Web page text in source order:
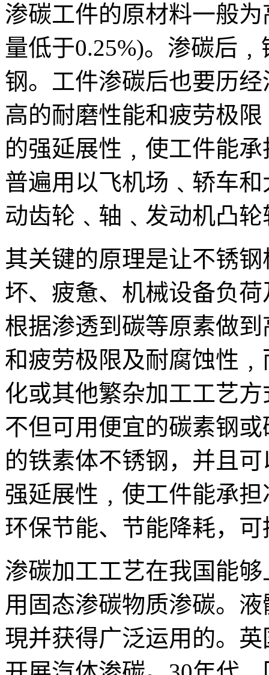
渗碳工件的原材料一般
量低于0.25%)。渗碳后
钢。工件渗碳后也要历
高的耐磨性能和疲劳极
的强延展性﹐使工件能
普遍用以飞机场﹑轿车
动齿轮﹑轴﹑发动机凸轮
其关键的原理是让不锈
坏、疲惫、机械设备负
根据渗透到碳等原素做
和疲劳极限及耐腐蚀性
化或其他繁杂加工工艺
不但可用便宜的碳素钢
的铁素体不锈钢，并且
强延展性﹐使工件能承
环保节能、节能降耗，
渗碳加工工艺在我国能
用固态渗碳物质渗碳。
現并获得广泛运用的。